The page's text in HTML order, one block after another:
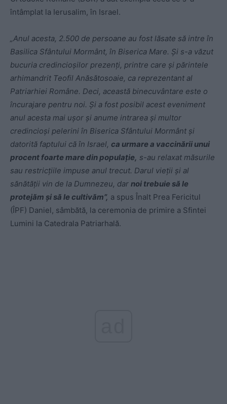
întâmplat la Ierusalim, în Israel.
„Anul acesta, 2.500 de persoane au fost lăsate să intre în
Basilica Sfântului Mormânt, în Biserica Mare. Şi s-a văzut
bucuria credincioşilor prezenţi, printre care şi părintele
arhimandrit Teofil Anăsătosoaie, ca reprezentant al
Patriarhiei Române. Deci, această binecuvântare este o
încurajare pentru noi. Şi a fost posibil acest eveniment
anul acesta mai uşor şi anume intrarea şi multor
credincioşi pelerini în Biserica Sfântului Mormânt şi
datorită faptului că în Israel, ca urmare a vaccinării unui
procent foarte mare din populaţie, s-au relaxat măsurile
sau restricţiile impuse anul trecut. Darul vieţii şi al
sănătăţii vin de la Dumnezeu, dar noi trebuie să le
protejăm şi să le cultivăm”, a spus Înalt Prea Fericitul
(ÎPF) Daniel, sâmbătă, la ceremonia de primire a Sfintei
Lumini la Catedrala Patriarhală.